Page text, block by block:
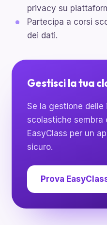
privacy su
Partecipa a corsi
dei dati.
Gestisci la tua
Se la gestione delle
scolastiche sembra
EasyClass per un
sicuro.
Prova